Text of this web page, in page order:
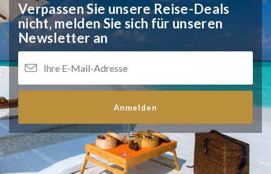
Verpassen Sie unsere Reise-Deals
nicht, melden Sie sich für unseren
Newsletter an
Anmelden